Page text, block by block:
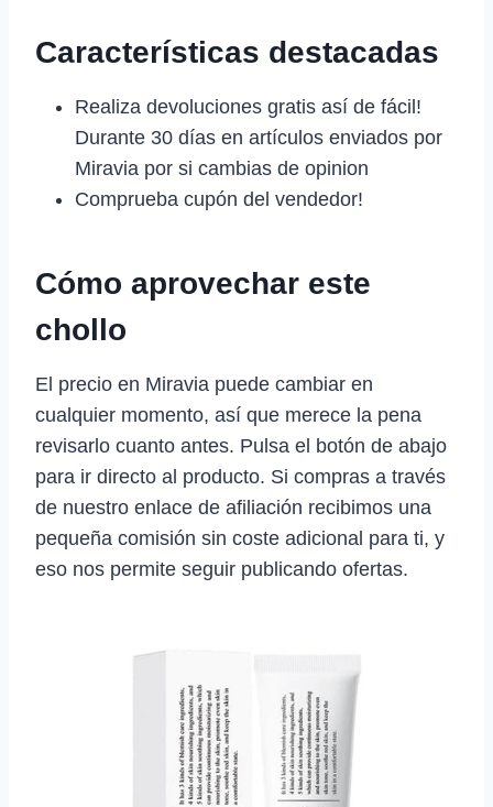
Características destacadas
Realiza devoluciones gratis así de fácil!
Durante 30 días en artículos enviados por
Miravia por si cambias de opinion
Comprueba cupón del vendedor!
Cómo aprovechar este
chollo
El precio en Miravia puede cambiar en
cualquier momento, así que merece la pena
revisarlo cuanto antes. Pulsa el botón de abajo
para ir directo al producto. Si compras a través
de nuestro enlace de afiliación recibimos una
pequeña comisión sin coste adicional para ti, y
eso nos permite seguir publicando ofertas.